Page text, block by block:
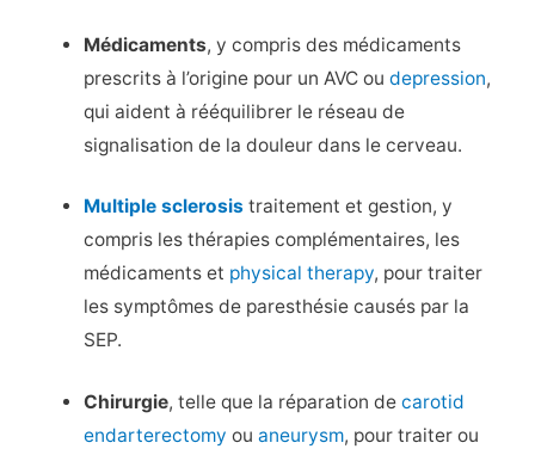
Médicaments, y compris des médicaments
prescrits à l’origine pour un AVC oudepression,
qui aident à rééquilibrer le réseau de
signalisation de la douleur dans le cerveau.
Multiple sclerosis traitement et gestion, y
compris les thérapies complémentaires, les
médicaments et physical therapy, pour traiter
les symptômes de paresthésie causés par la
SEP.
Chirurgie, telle que la réparation decarotid
endarterectomy ouaneurysm, pour traiter ou